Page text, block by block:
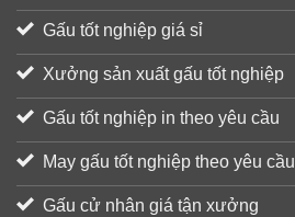
Gấu tốt nghiệp giá sỉ
Xưởng sản xuất gấu tốt nghiệp
Gấu tốt nghiệp in theo yêu cầu
May gấu tốt nghiệp theo yêu cầu
Gấu cử nhân giá tận xưởng